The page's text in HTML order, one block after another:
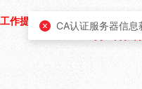
工作提醒：本系统为非涉密信
CA认证服务器信息